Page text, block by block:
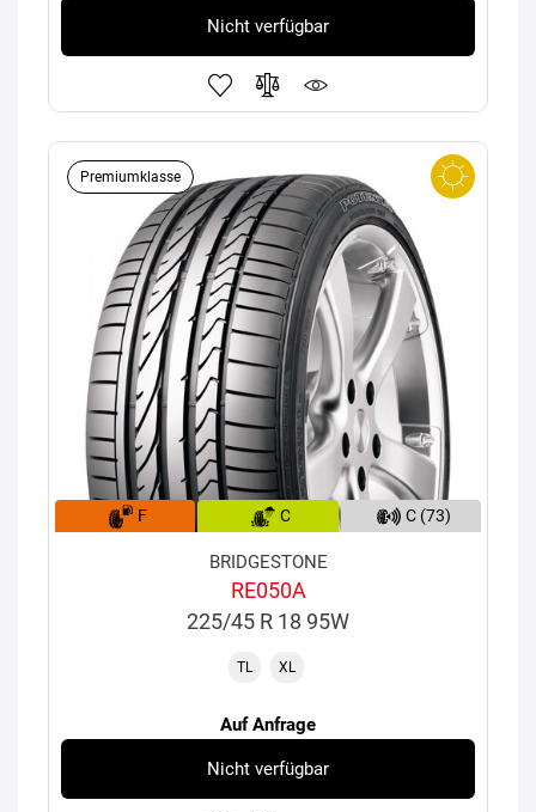
Nicht verfügbar
Premiumklasse
F C C (73)
BRIDGESTONE
RE050A
225/45 R 18 95W
TL XL
Auf Anfrage
Nicht verfügbar